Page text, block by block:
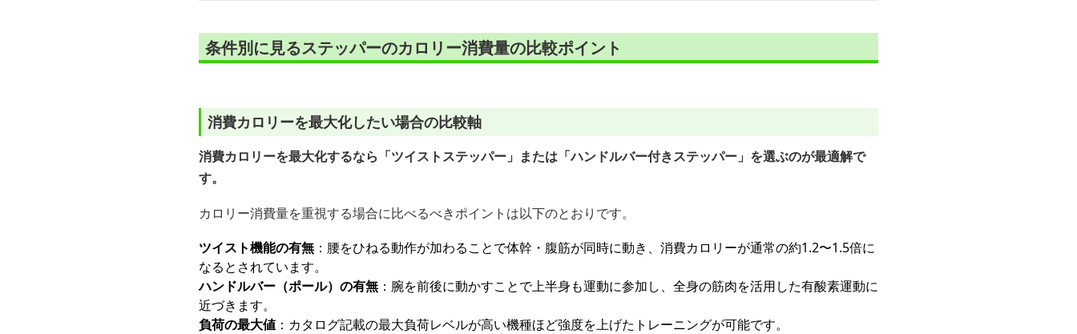
条件別に見るステッパーのカロリー消費量の比較ポイント
消費カロリーを最大化したい場合の比較軸
消費カロリーを最大化するなら「ツイストステッパー」または「ハンドルバー付きステッパー」を選ぶのが最適解で
す。
カロリー消費量を重視する場合に比べるべきポイントは以下のとおりです。
ツイスト機能の有無 ：腰をひねる動作が加わることで体幹・腹筋が同時に動き、消費カロリーが通常の約1.2〜1.5倍に
なるとされています。
ハンドルバー（ポール）の有無 ：腕を前後に動かすことで上半身も運動に参加し、全身の筋肉を活用した有酸素運動に
近づきます。
負荷の最大値 ：カタログ記載の最大負荷レベルが高い機種ほど強度を上げたトレーニングが可能です。